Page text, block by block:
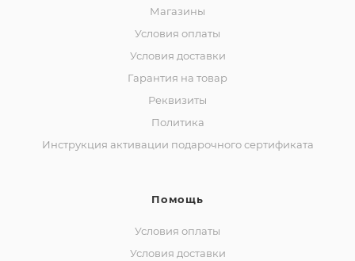
Магазины
Условия оплаты
Условия доставки
Гарантия на товар
Реквизиты
Политика
Инструкция активации подарочного сертификата
Помощь
Условия оплаты
Условия доставки